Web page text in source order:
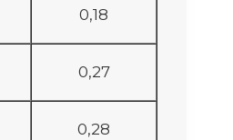
0,18
0,27
0,28